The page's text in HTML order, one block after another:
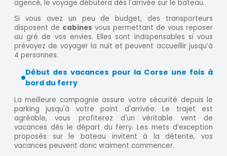
agencé, le voyage débutera dès l'arrivée sur le bateau.
Si vous avez un peu de budget, des transporteurs
disposent de cabines vous permettant de vous reposer
au gré de vos envies. Elles sont indispensables si vous
prévoyez de voyager la nuit et peuvent accueillir jusqu’à
4 personnes.
Début des vacances pour la Corse une fois à
bord du ferry
La meilleure compagnie assure votre sécurité depuis le
parking jusqu'à votre point d'arrivée. Le trajet est
agréable, vous profiterez d'un véritable vent de
vacances dès le départ du ferry. Les mets d’exception
proposés sur le bateau invitent à la détente, vos
vacances peuvent donc vraiment commencer.